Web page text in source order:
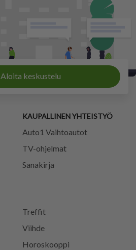
Aloita keskustelu
Treffit
Viihde
Horoskooppi
KAUPALLINEN YHTEISTYÖ
Auto1 Vaihtoautot
TV-ohjelmat
Sanakirja